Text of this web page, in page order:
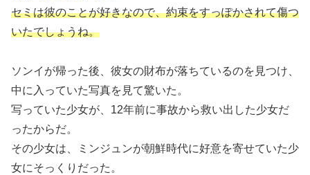
セミは彼のことが好きなので、約束をすっぽかされて傷つ
いたでしょうね。
ソンイが帰った後、彼女の財布が落ちているのを見つけ、
中に入っていた写真を見て驚いた。
写っていた少女が、12年前に事故から救い出した少女だ
ったからだ。
その少女は、ミンジュンが朝鮮時代に好意を寄せていた少
女にそっくりだった。